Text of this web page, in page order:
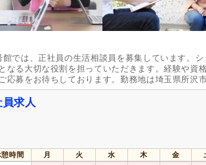
では、正社員の生活相談員を募集しています。シ
る大切な役割を担っていただきます。経験や資
募をお待ちしております。勤務地は埼玉県所沢市
求人
憩時間 月 火 水 木 金